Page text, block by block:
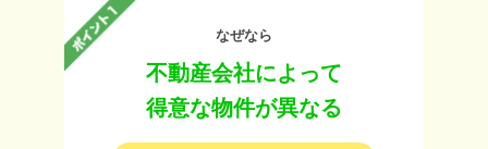
なぜなら
不動産会社によって
得意な物件が異なる